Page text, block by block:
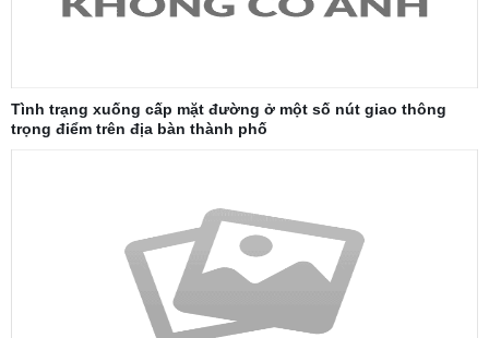
Tình trạng xuống cấp mặt đường ở một số nút giao thông
trọng điểm trên địa bàn thành phố